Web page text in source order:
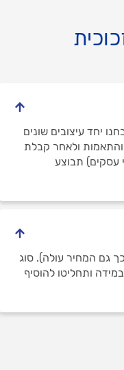
ותבחנו יחד עיצובים שונים
ולאחר קבלת
אותה לייצור. בשלב האחרון ולאחר האספקה (לרוב עד 14 ימי עסקים) תבוצע
גם המחיר עולה). סוג
ותחליטו להוסיף